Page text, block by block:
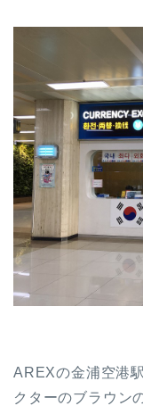
AREXの金浦空港
クターのブラウン